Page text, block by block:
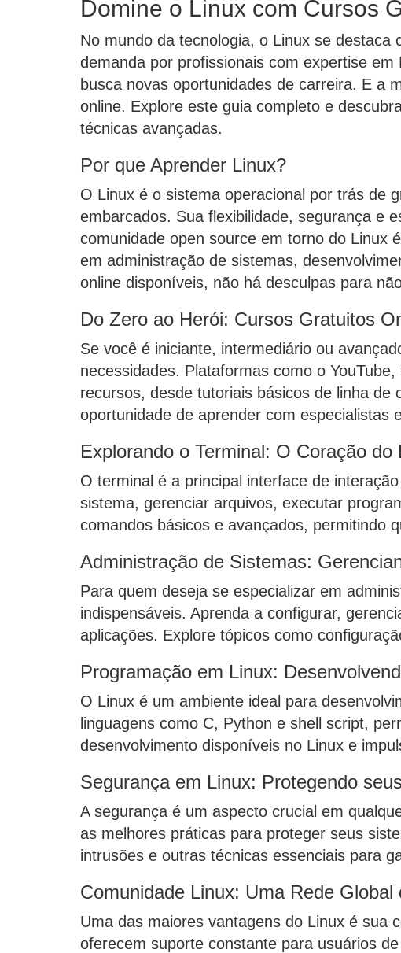
Domine o Linux com Cursos
No mundo da tecnologia, o Linux se
demanda por profissionais com expertise
busca novas oportunidades de carreira. E a
online. Explore este guia completo e
técnicas avançadas.
Por que Aprender Linux?
O Linux é o sistema operacional por trás de
embarcados. Sua flexibilidade, segurança e
comunidade open source em torno do Linux
em administração de sistemas,
online disponíveis, não há desculpas para
Do Zero ao Herói: Cursos Gratuitos
Se você é iniciante, intermediário ou
necessidades. Plataformas como o
recursos, desde tutoriais básicos de linha
oportunidade de aprender com especialistas
Explorando o Terminal: O Coração do
O terminal é a principal interface de
sistema, gerenciar arquivos, executar
comandos básicos e avançados, permitindo
Administração de Sistemas:
Para quem deseja se especializar em
indispensáveis. Aprenda a configurar,
aplicações. Explore tópicos como
Programação em Linux:
O Linux é um ambiente ideal para
linguagens como C, Python e shell script,
desenvolvimento disponíveis no Linux e
Segurança em Linux: Protegendo
A segurança é um aspecto crucial em
as melhores práticas para proteger seus
intrusões e outras técnicas essenciais para
Comunidade Linux: Uma Rede Global
Uma das maiores vantagens do Linux é sua
oferecem suporte constante para usuários